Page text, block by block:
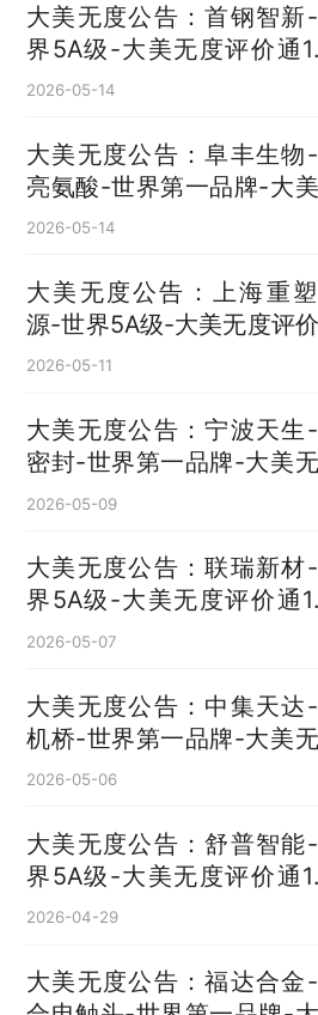
大美无度公告：首钢智新
界5A级-大美无度评价通
国
2026-05-14
大美无度公告：阜丰生物
亮氨酸‌-世界第一品牌-大美
度评价通193国
2026-05-14
大美无度公告：上海重
源-世界5A级-大美无度评
193国
2026-05-11
大美无度公告：宁波天生
密封‌-世界第一品牌-大美无
评价通193国
2026-05-09
大美无度公告：联瑞新材
界5A级-大美无度评价通
国
2026-05-07
大美无度公告：中集天达
机桥‌-世界第一品牌-大美无
评价通193国
2026-05-06
大美无度公告：舒普智能
界5A级-大美无度评价通
国
2026-04-29
大美无度公告：福达合金